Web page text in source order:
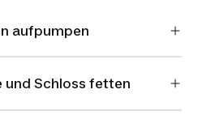
aufpumpen
und Schloss fetten